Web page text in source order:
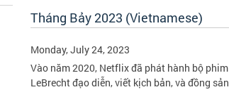
Tháng Bảy 2023 (Vietnamese)
Monday, July 24, 2023
Vào năm 2020, Netflix đã phát hành bộ
LeBrecht đạo diễn, viết kịch bản, và đồng